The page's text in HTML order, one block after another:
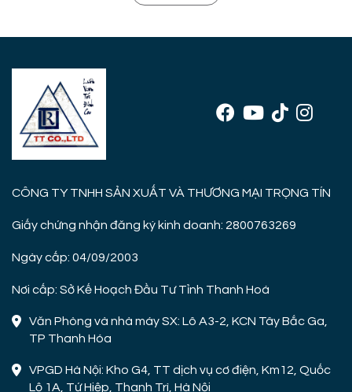
CÔNG TY TNHH SẢN XUẤT VÀ THƯƠNG MẠI TRỌNG TÍN
Giấy chứng nhận đăng ký kinh doanh: 2800763269
Ngày cấp: 04/09/2003
Nơi cấp: Sở Kế Hoạch Đầu Tư Tỉnh Thanh Hoá
Văn Phòng và nhà máy SX: Lô A3-2, KCN Tây Bắc Ga,
TP Thanh Hóa
VPGD Hà Nội: Kho G4, TT dịch vụ cơ điện, Km12, Quốc
Lộ 1A, Tứ Hiệp, Thanh Trì, Hà Nội